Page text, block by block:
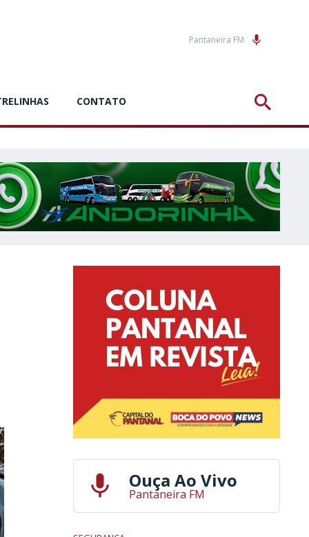
Pantaneira FM
CONTATO
Ouça Ao Vivo
Pantaneira FM